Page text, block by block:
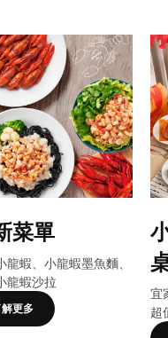
菜單
龍蝦、小龍蝦墨魚麵、
龍蝦沙拉
解更多
宜
超